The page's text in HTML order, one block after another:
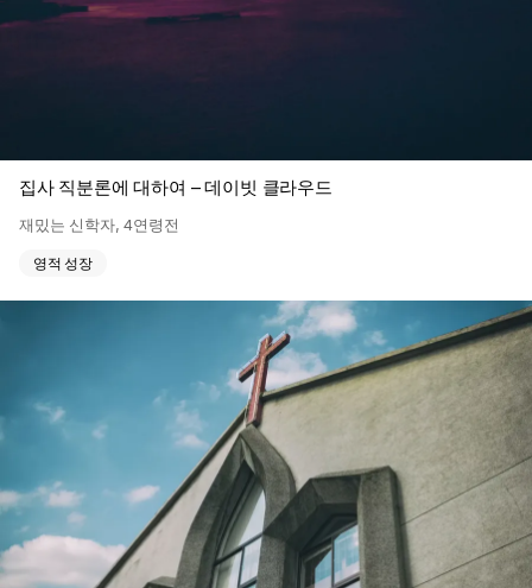
집사 직분론에 대하여 – 데이빗 클라우드
재밌는 신학자,4연령전
영적 성장